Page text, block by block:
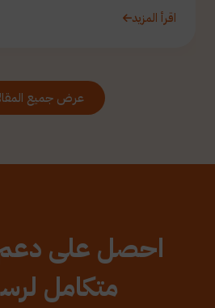
اقرأ المزيد
عرض جميع
احصل على دعم
متكامل